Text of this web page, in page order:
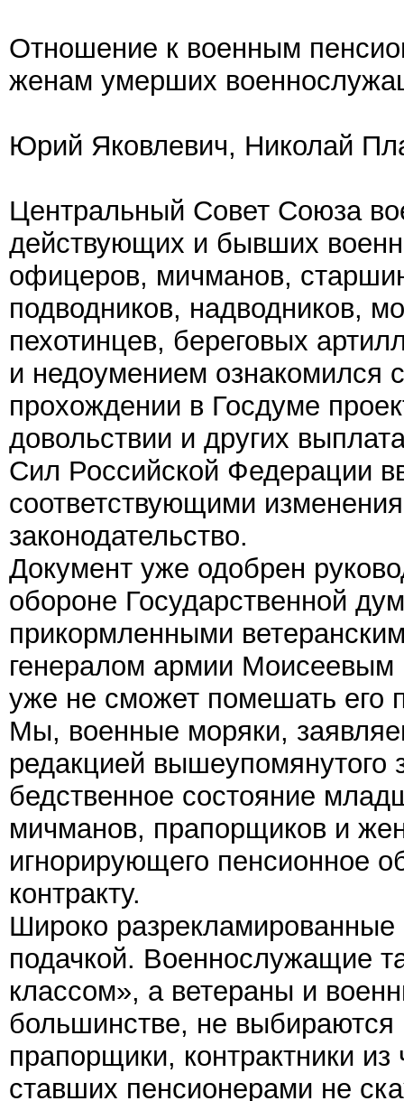
Отношение к военным
женам умерших
Юрий Яковлевич, Николай
Центральный Совет Союза
действующих и бывших
офицеров, мичманов,
подводников, надводников,
пехотинцев, береговых
и недоумением ознакомился
прохождении в Госдуме
довольствии и других
Сил Российской Федерации
соответствующими
законодательство.
Документ уже одобрен
обороне Государственной
прикормленными
генералом армии Моисеевым
уже не сможет помешать его
Мы, военные моряки,
редакцией
бедственное состояние
мичманов, прапорщиков и
игнорирующего пенсионное
контракту.
Широко
подачкой. Военнослужащие
классом», а ветераны и
большинстве, не
прапорщики, контрактники
ставших пенсионерами не